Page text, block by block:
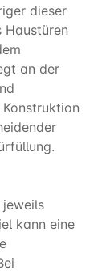
dieser
Haustüren
an der
jeweils
kann eine